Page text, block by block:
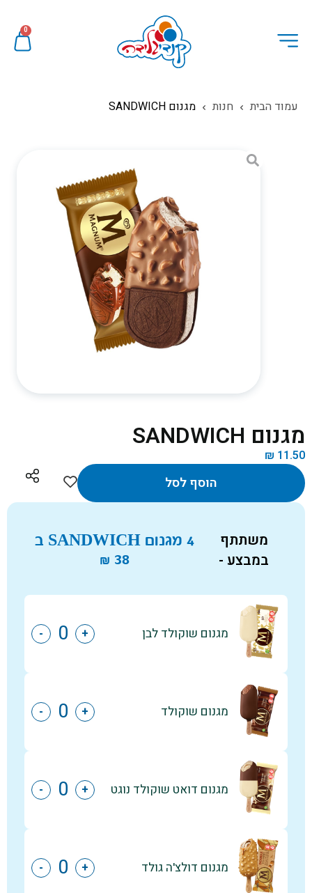
0
עמוד הבית חנות מגנום SANDWICH
מגנום SANDWICH
₪ 11.50
הוסף לסל
משתתף
במבצע -
4 מגנום SANDWICH ב
₪ 38
מגנום שוקולד לבן +
-
מגנום שוקולד +
-
מגנום דואט שוקולד נוגט +
-
מגנום דולצ'ה גולד +
-